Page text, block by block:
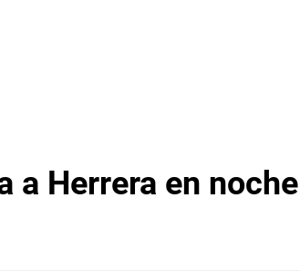
a Herrera en noche